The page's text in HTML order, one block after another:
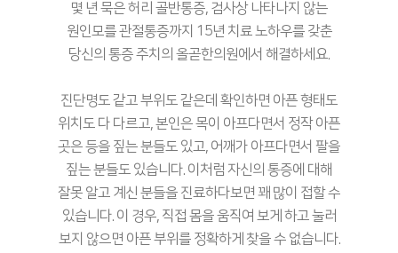
몇 년 묵은 허리 골반통증, 검사상 나타나지 않는
원인모를 관절통증까지 15년 치료 노하우를 갖춘
당신의 통증 주치의 올곧한의원에서 해결하세요.
진단명도 같고 부위도 같은데 확인하면 아픈 형태도
위치도 다 다르고, 본인은 목이 아프다면서 정작 아픈
곳은 등을 짚는 분들도 있고, 어깨가 아프다면서 팔을
짚는 분들도 있습니다. 이처럼 자신의 통증에 대해
잘못 알고 계신 분들을 진료하다보면 꽤 많이 접할 수
있습니다. 이 경우, 직접 몸을 움직여 보게 하고 눌러
보지 않으면 아픈 부위를 정확하게 찾을 수 없습니다.